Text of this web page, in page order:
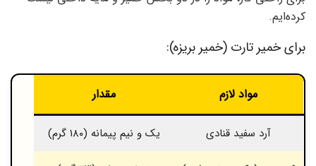
کرده‌ایم.
برای خمیر تارت (خمیر بریزه):
مواد لازم مقدار
آرد سفید قنادی یک و نیم پیمانه (۱۸۰ گرم)